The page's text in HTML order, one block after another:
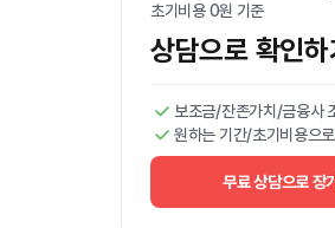
초기비용 0원 기준
상담으로 확인하
보조금/잔존가치/금융사
원하는 기간/초기비용으
무료 상담으로 장